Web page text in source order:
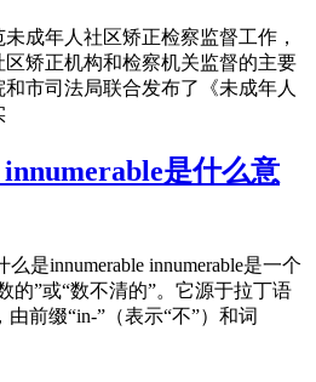
成年人社区矫正检察监督工作，
矫正机构和检察机关监督的主要
市司法局联合发布了《未成年人
是什么意
是innumerable innumerable是一个
的”或“数不清的”。它源于拉丁语
由前缀“in-”（表示“不”）和词